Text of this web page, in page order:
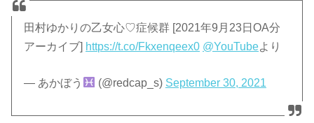
田村ゆかりの乙女心♡症候群 [2021年9月23日OA分
アーカイブ] https://t.co/Fkxenqeex0 @YouTubeより
— あかぼう (@redcap_s) September 30, 2021